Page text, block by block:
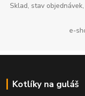
Sklad, stav
e-
Kotlíky na guláš